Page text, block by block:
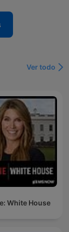
Ver todo
White House